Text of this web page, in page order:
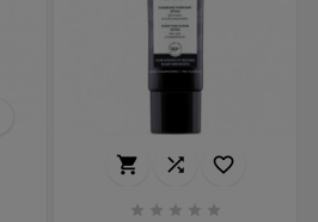
  
    